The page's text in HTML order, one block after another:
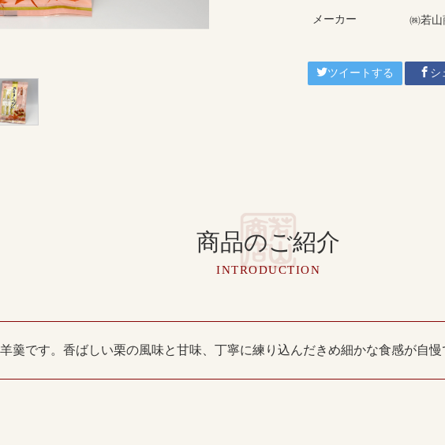
メーカー ㈱若山
ツイートする シ
商品のご紹介
INTRODUCTION
羹です。香ばしい栗の風味と甘味、丁寧に練り込んだきめ細かな食感が自慢